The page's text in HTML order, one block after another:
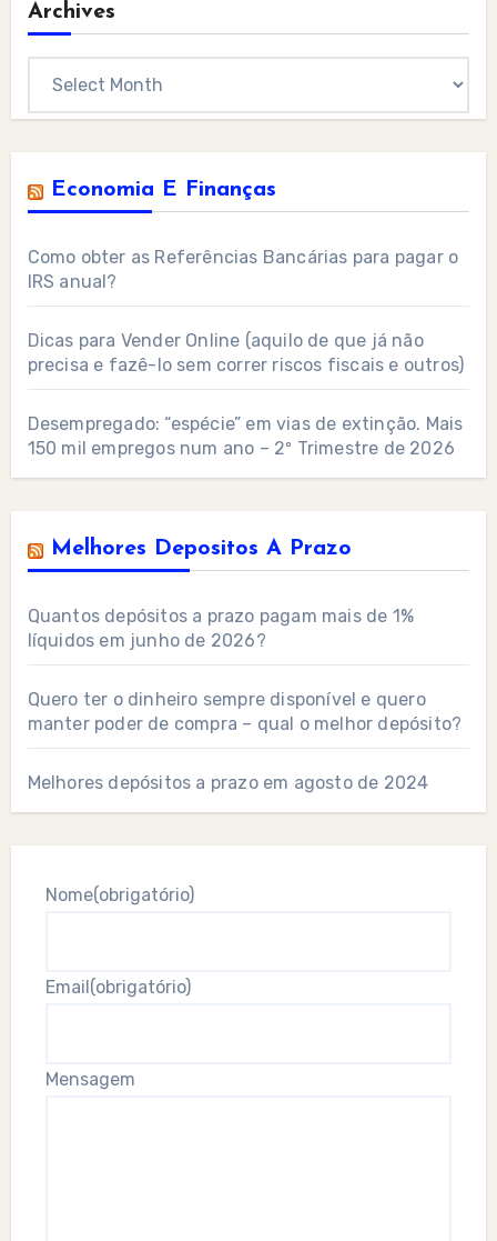
Archives
Economia E Finanças
Como obter as Referências Bancárias para pagar o
IRS anual?
Dicas para Vender Online (aquilo de que já não
precisa e fazê-lo sem correr riscos fiscais e outros)
Desempregado: “espécie” em vias de extinção. Mais
150 mil empregos num ano – 2º Trimestre de 2026
Melhores Depositos A Prazo
Quantos depósitos a prazo pagam mais de 1%
líquidos em junho de 2026?
Quero ter o dinheiro sempre disponível e quero
manter poder de compra – qual o melhor depósito?
Melhores depósitos a prazo em agosto de 2024
Nome(obrigatório)
Email (obrigatório)
Mensagem